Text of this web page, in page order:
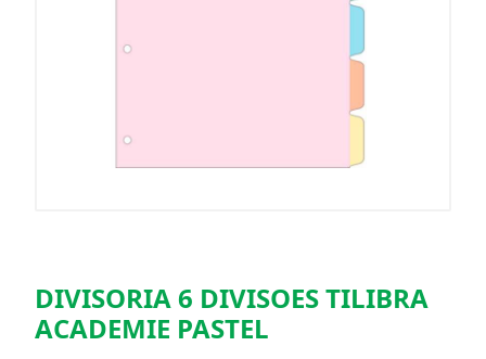
DIVISORIA 6 DIVISOES TILIBRA
ACADEMIE PASTEL